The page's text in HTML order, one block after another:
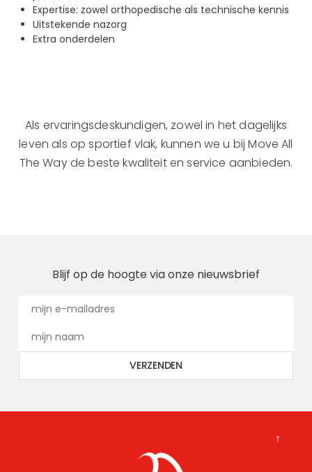
Expertise: zowel orthopedische als technische kennis
Uitstekende nazorg
Extra onderdelen
Als ervaringsdeskundigen, zowel in het dagelijks
leven als op sportief vlak, kunnen we u bij Move All
The Way de beste kwaliteit en service aanbieden.
Blijf op de hoogte via onze nieuwsbrief
↑